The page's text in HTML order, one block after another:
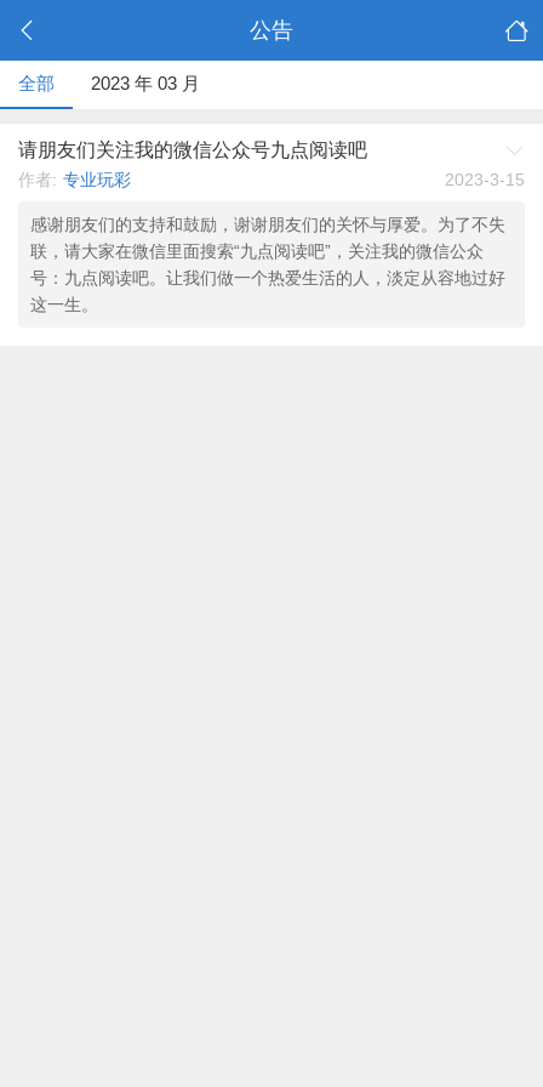
公告
全部 2023 年 03 月
请朋友们关注我的微信公众号九点阅读吧
2023-3-15
作者: 专业玩彩
感谢朋友们的支持和鼓励，谢谢朋友们的关怀与厚爱。为了不失
联，请大家在微信里面搜索“九点阅读吧”，关注我的微信公众
号：九点阅读吧。让我们做一个热爱生活的人，淡定从容地过好
这一生。